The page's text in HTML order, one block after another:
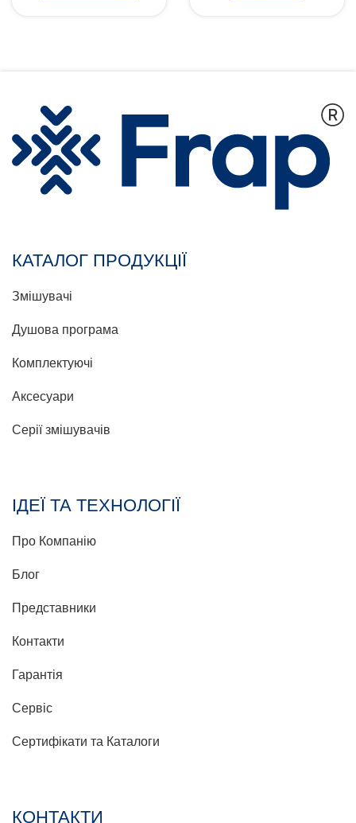
КАТАЛОГ ПРОДУКЦІЇ
Змішувачі
Душова програма
Комплектуючі
Аксесуари
Серії змішувачів
ІДЕЇ ТА ТЕХНОЛОГІЇ
Про Компанію
Блог
Представники
Контакти
Гарантія
Сервіс
Сертифікати та Каталоги
КОНТАКТИ